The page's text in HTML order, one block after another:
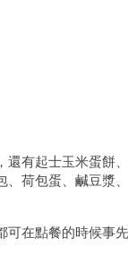
，還有起士玉米蛋餅
荷包蛋、 鹹豆漿
可在點餐的時候事